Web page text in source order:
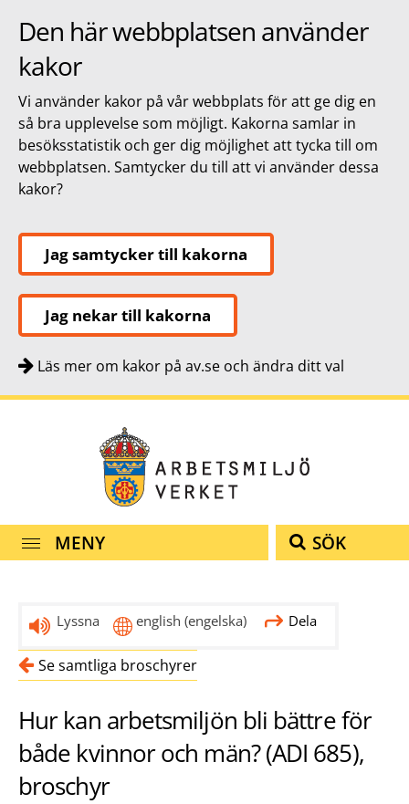
Den här webbplatsen använder
kakor
Vi använder kakor på vår webbplats för att ge dig en
så bra upplevelse som möjligt. Kakorna samlar in
besöksstatistik och ger dig möjlighet att tycka till om
webbplatsen. Samtycker du till att vi använder dessa
kakor?
Jag samtycker till kakorna
Jag nekar till kakorna
Läs mer om kakor på av.se och ändra ditt val
MENY SÖK
Lyssna english (engelska) Dela
Se samtliga broschyrer
Hur kan arbetsmiljön bli bättre för
både kvinnor och män? (ADI 685),
broschyr